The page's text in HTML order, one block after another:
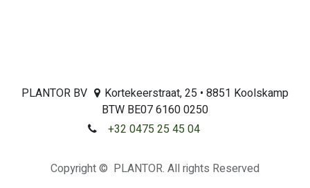
PLANTOR BV
Kortekeerstraat, 25 • 8851 Koolskamp
BTW BE07 6160 0250
+32 0475 25 45 04
Copyright © PLANTOR. All rights Reserved